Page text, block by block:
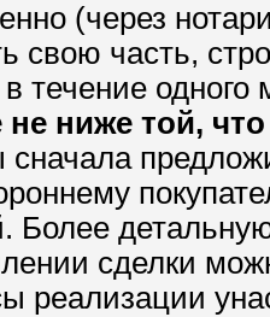
(через
свою часть,
течение
не ниже той,
сначала
Более
сделки
реализации